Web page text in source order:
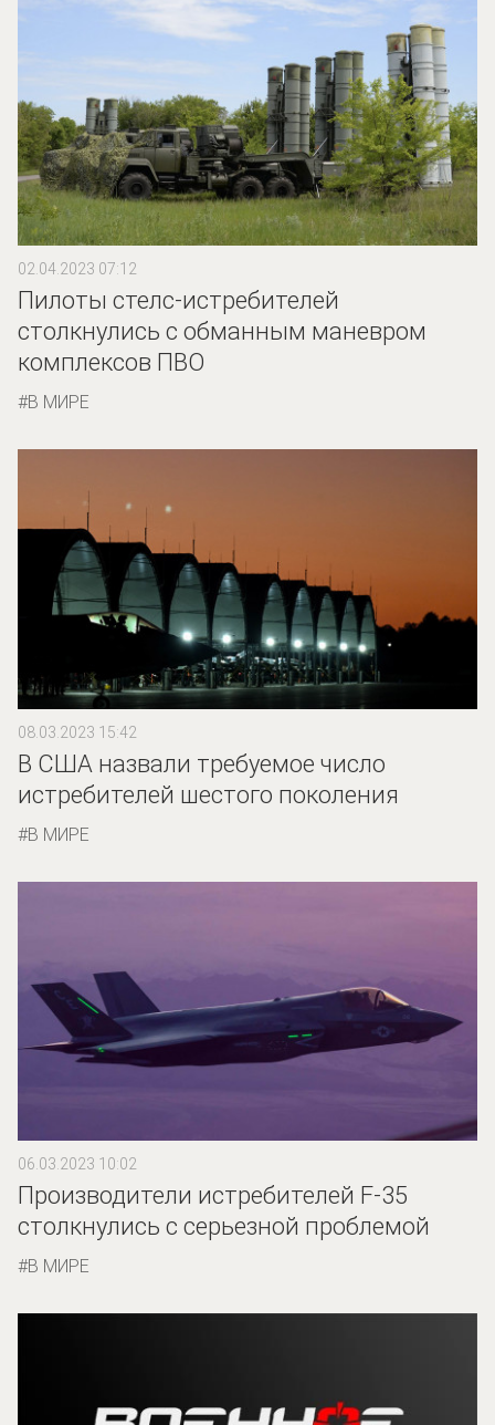
02.04.2023 07:12
Пилоты стелс-истребителей
столкнулись с обманным маневром
комплексов ПВО
В МИРЕ
08.03.2023 15:42
В США назвали требуемое число
истребителей шестого поколения
В МИРЕ
06.03.2023 10:02
Производители истребителей F-35
столкнулись с серьезной проблемой
В МИРЕ